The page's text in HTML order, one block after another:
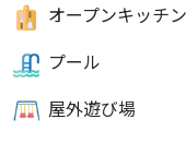
オープンキッチン
プール
屋外遊び場